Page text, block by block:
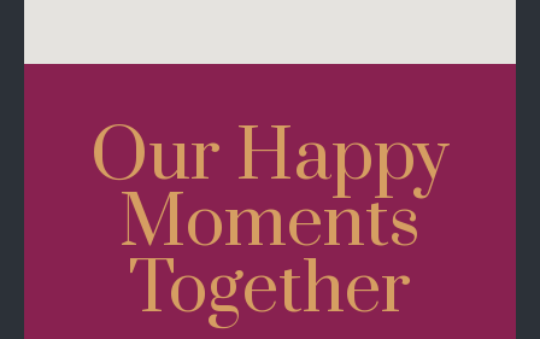
Our Happy
Moments
Together